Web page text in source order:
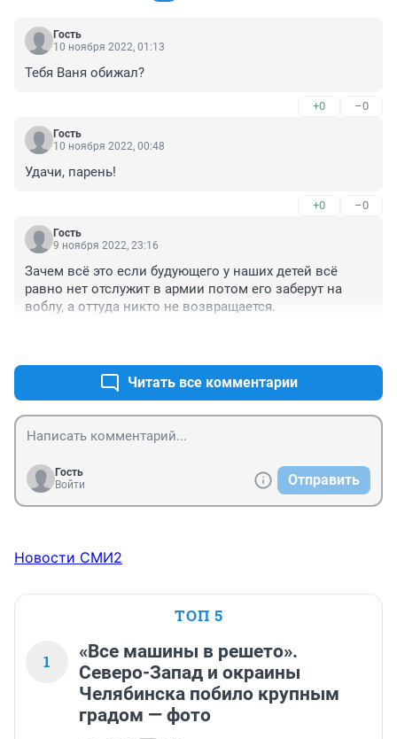
Гость
10 ноября 2022, 01:13
Тебя Ваня обижал?
+0 –0
Гость
10 ноября 2022, 00:48
Удачи, парень!
+0 –0
Гость
9 ноября 2022, 23:16
Зачем всё это если будующего у наших детей всё
равно нет отслужит в армии потом его заберут на
воблу, а оттуда никто не возвращается.
Читать все комментарии
Гость
Войти
Отправить
Новости СМИ2
ТОП 5
1
«Все машины в решето».
Северо-Запад и окраины
Челябинска побило крупным
градом — фото